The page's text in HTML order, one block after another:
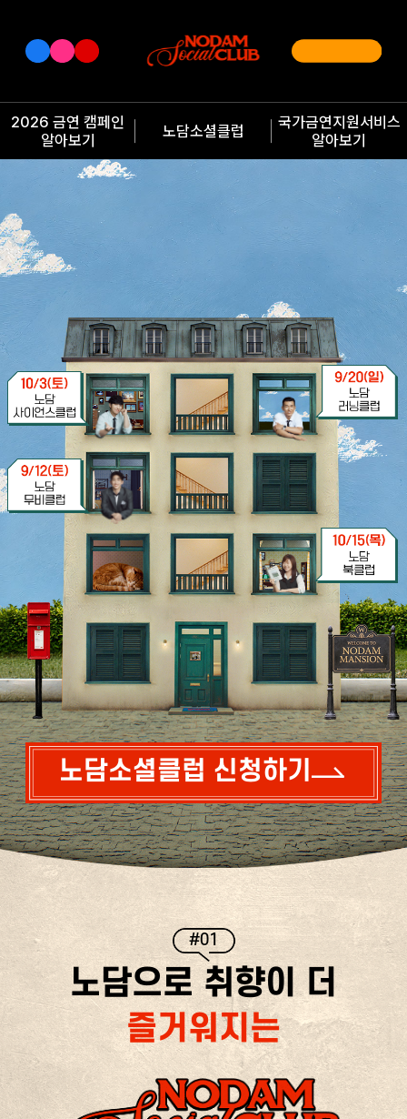
2026 금연 캠페인
알아보기
노담소셜클럽
국가금연지원서비스
알아보기
노담소셜클럽 신청하기
#01
노담으로 취향이 더
즐거워지는